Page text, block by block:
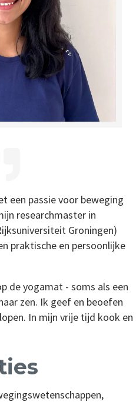
een passie voor beweging
researchmaster in
Groningen)
praktische en persoonlijke
de yogamat - soms als een
zen. Ik geef en beoefen
In mijn vrije tijd kook en